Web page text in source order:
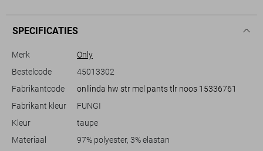
steekzakken voegen praktische functionaliteit toe, terwijl de knoop-
en ritssluiting zorgt voor een verzorgde afwerking.
moeiteloos bij verschillende stijlen. Combineer hem met een blouse
uitje. Dankzij de normale lengte en het hoogwaardige materiaal blijf je
de hele dag comfortabel. Of je nu een zakelijke bijeenkomst hebt of
een avondje uit plant, deze broek van Only is een perfecte match voor
SPECIFICATIES
Merk
Only
Bestelcode
45013302
Fabrikantcode
onllinda hw str mel pants tlr noos 15336761
Fabrikant kleur
FUNGI
Kleur
taupe
Materiaal
97% polyester, 3% elastan